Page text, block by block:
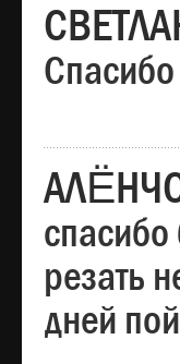
резать
дней